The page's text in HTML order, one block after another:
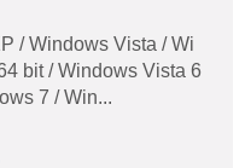
/ Windows Vista / Wi
bit / Windows Vista 6
7 / Win...